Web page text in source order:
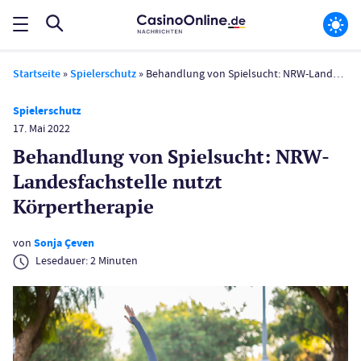
Startseite »Spielerschutz » Behandlung von Spielsucht: NRW-Landesfachstelle nutzt Körpertherapie
Spielerschutz
17. Mai 2022
Behandlung von Spielsucht: NRW-
Landesfachstelle nutzt
Körpertherapie
von Sonja Çeven
Lesedauer:2 Minuten